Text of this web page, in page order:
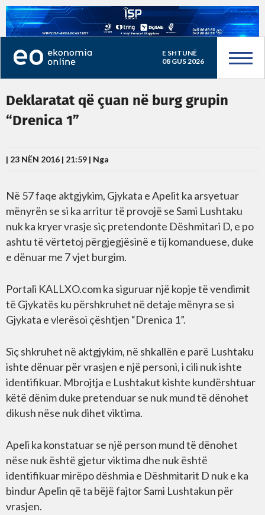
E SHTUNË
08 GUS 2026
Deklaratat që çuan në burg grupin
“Drenica 1”
| 23 NËN 2016 | 21:59 | Nga
Në 57 faqe aktgjykim, Gjykata e Apelit ka arsyetuar
mënyrën se si ka arritur të provojë se Sami Lushtaku
nuk ka kryer vrasje siç pretendonte Dëshmitari D, e po
ashtu të vërtetoj përgjegjësinë e tij komanduese, duke
e dënuar me 7 vjet burgim.
Portali KALLXO.com ka siguruar një kopje të vendimit
të Gjykatës ku përshkruhet në detaje mënyra se si
Gjykata e vlerësoi çështjen “Drenica 1”.
Siç shkruhet në aktgjykim, në shkallën e parë Lushtaku
ishte dënuar për vrasjen e një personi, i cili nuk ishte
identifikuar. Mbrojtja e Lushtakut kishte kundërshtuar
këtë dënim duke pretenduar se nuk mund të dënohet
dikush nëse nuk dihet viktima.
Apeli ka konstatuar se një person mund të dënohet
nëse nuk është gjetur viktima dhe nuk është
identifikuar mirëpo dëshmia e Dëshmitarit D nuk e ka
bindur Apelin që ta bëjë fajtor Sami Lushtakun për
vrasjen.